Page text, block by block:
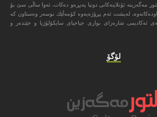
مه‌گه‌زینه‌ ئۆنلاینه‌كانی دونیا په‌یڕه‌و ده‌كات. ئه‌وا ‌ساڵی سێ بۆ
له‌پشت ئه‌م پڕۆژه‌یه‌وه‌ كۆمه‌ڵێك نوسه‌ر وه‌ستاون كه‌
ئه‌كادیمی شاره‌زای بواری جیاجیای سایكۆلۆژیا و جێنده‌ر و
لۆگۆ